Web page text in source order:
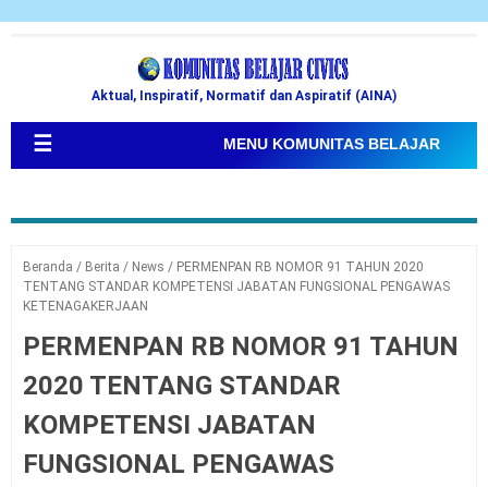
Aktual, Inspiratif, Normatif dan Aspiratif (AINA)
☰ MENU KOMUNITAS BELAJAR
Beranda / Berita / News / PERMENPAN RB NOMOR 91 TAHUN 2020
TENTANG STANDAR KOMPETENSI JABATAN FUNGSIONAL PENGAWAS
KETENAGAKERJAAN
PERMENPAN RB NOMOR 91 TAHUN
2020 TENTANG STANDAR
KOMPETENSI JABATAN
FUNGSIONAL PENGAWAS